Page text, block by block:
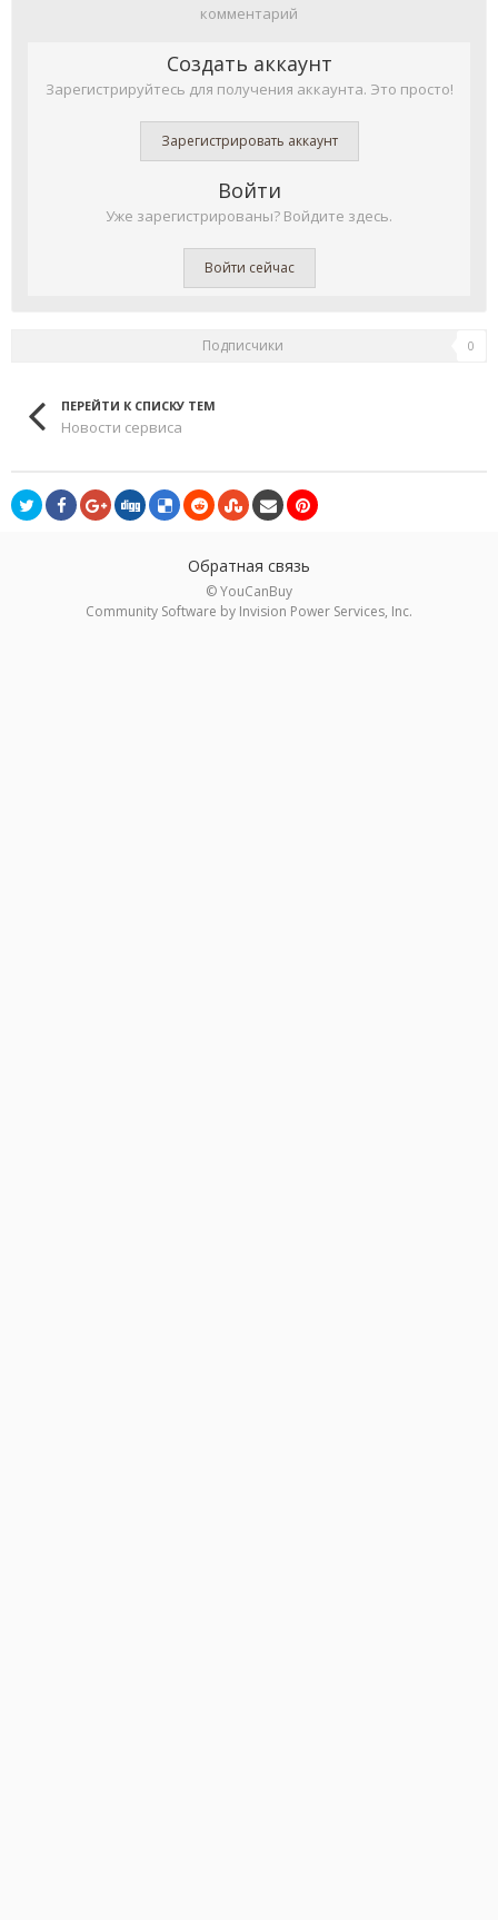
комментарий
Создать аккаунт
Зарегистрируйтесь для получения аккаунта. Это просто!
Зарегистрировать аккаунт
Войти
Уже зарегистрированы? Войдите здесь.
Войти сейчас
Подписчики 0
ПЕРЕЙТИ К СПИСКУ ТЕМ
Новости сервиса
Обратная связь
© YouCanBuy
Community Software by Invision Power Services, Inc.